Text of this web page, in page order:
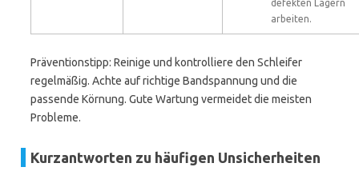
defekten Lagern
arbeiten.
Präventionstipp: Reinige und kontrolliere den Schleifer
regelmäßig. Achte auf richtige Bandspannung und die
passende Körnung. Gute Wartung vermeidet die meisten
Probleme.
Kurzantworten zu häufigen Unsicherheiten